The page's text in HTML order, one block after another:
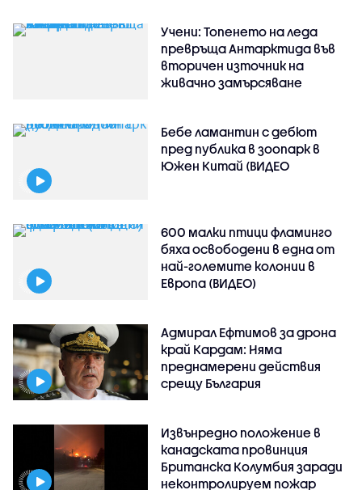
Учени: Топенето на леда
превръща Антарктида във
вторичен източник на
живачно замърсяване
Бебе ламантин с дебют
пред публика в зоопарк в
Южен Китай (ВИДЕО
600 малки птици фламинго
бяха освободени в една от
най-големите колонии в
Европа (ВИДЕО)
Адмирал Ефтимов за дрона
край Кардам: Няма
преднамерени действия
срещу България
Извънредно положение в
канадската провинция
Британска Колумбия заради
неконтролируем пожар